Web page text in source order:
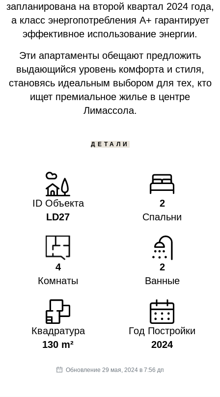
запланирована на второй квартал 2024 года,
а класс энергопотребления А+ гарантирует
эффективное использование энергии.
Эти апартаменты обещают предложить
выдающийся уровень комфорта и стиля,
становясь идеальным выбором для тех, кто
ищет премиальное жилье в центре
Лимассола.
ДЕТАЛИ
ID Объекта
LD27
2
Спальни
4
Комнаты
2
Ванные
Квадратура
130 m²
Год Постройки
2024
Обновление 29 мая, 2024 в 7:56 дп